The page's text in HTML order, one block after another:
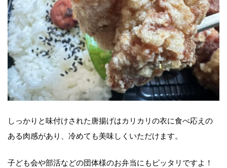
しっかりと味付けされた唐揚げはカリカリの衣に食べ応えの
ある肉感があり、冷めても美味しくいただけます。
子ども会や部活などの団体様のお弁当にもピッタリですよ！